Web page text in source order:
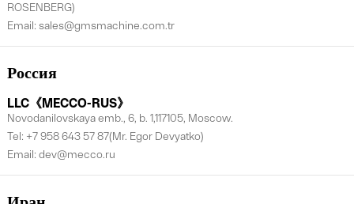
ROSENBERG)
Email: sales@gmsmachine.com.tr
Россия
LLC《MECCO-RUS》
Novodanilovskaya emb., 6, b. 1,117105, Moscow.
Tel: +7 958 643 57 87(Mr. Egor Devyatko)
Email: dev@mecco.ru